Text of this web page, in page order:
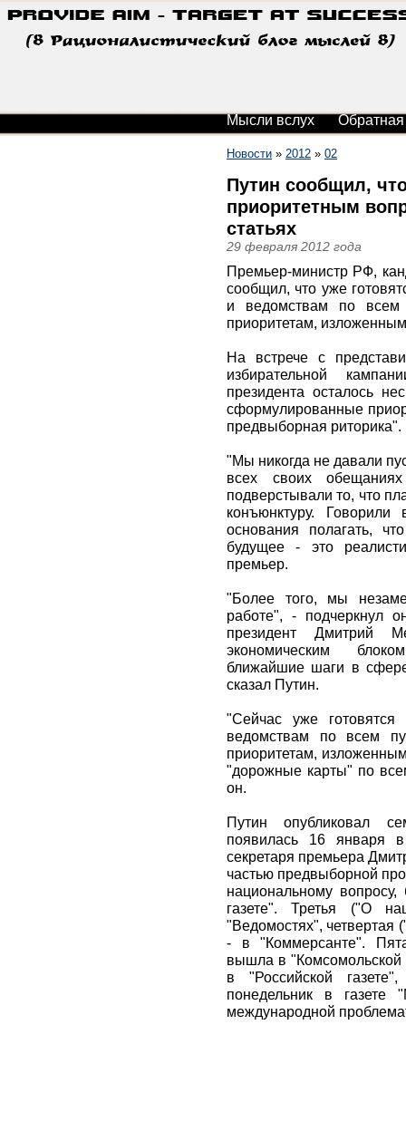
Мысли вслух Обратная
Новости » 2012 » 02
Путин сообщил,
приоритетным
статьях
29 февраля 2012 года
Премьер-министр РФ,
сообщил, что уже
и ведомствам по
приоритетам,
На встрече с
избирательной
президента осталось
сформулированные
предвыборная риторика".
"Мы никогда не давали
всех своих
подверстывали то, что
конъюнктуру.
основания полагать,
будущее - это
премьер.
"Более того, мы
работе", - подчеркнул
президент Дмитрий
экономическим
ближайшие шаги в
сказал Путин.
"Сейчас уже готовятся
ведомствам по всем
приоритетам,
"дорожные карты" по
он.
Путин опубликовал
появилась 16 января
секретаря премьера
частью предвыборной
национальному
газете". Третья ("О
"Ведомостях", четвертая
- в "Коммерсанте".
вышла в
в "Российской
понедельник в газете
международной